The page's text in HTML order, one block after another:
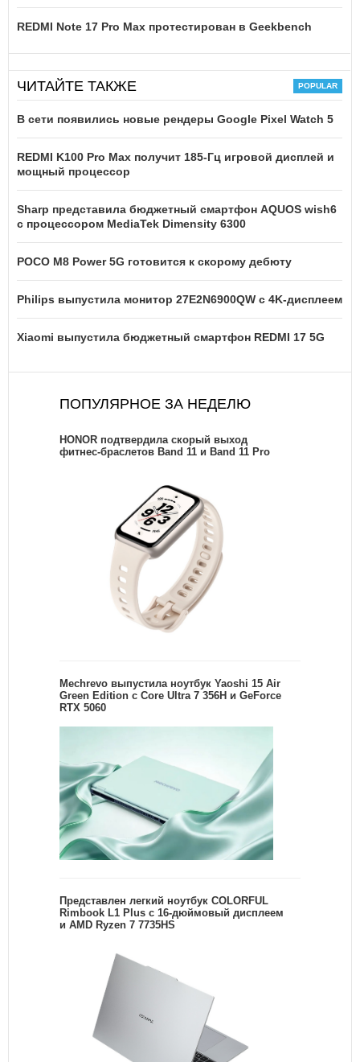
REDMI Note 17 Pro Max протестирован в Geekbench
ЧИТАЙТЕ ТАКЖЕ
В сети появились новые рендеры Google Pixel Watch 5
REDMI K100 Pro Max получит 185-Гц игровой дисплей и
мощный процессор
Sharp представила бюджетный смартфон AQUOS wish6
с процессором MediaTek Dimensity 6300
POCO M8 Power 5G готовится к скорому дебюту
Philips выпустила монитор 27E2N6900QW с 4K-дисплеем
Xiaomi выпустила бюджетный смартфон REDMI 17 5G
ПОПУЛЯРНОЕ ЗА НЕДЕЛЮ
HONOR подтвердила скорый выход
фитнес-браслетов Band 11 и Band 11 Pro
Mechrevo выпустила ноутбук Yaoshi 15 Air
Green Edition с Core Ultra 7 356H и GeForce
RTX 5060
Представлен легкий ноутбук COLORFUL
Rimbook L1 Plus с 16-дюймовый дисплеем
и AMD Ryzen 7 7735HS